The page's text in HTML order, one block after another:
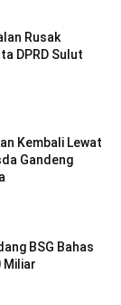
Rusak
DPRD Sulut
Kembali Lewat
Gandeng
BSG Bahas
Miliar